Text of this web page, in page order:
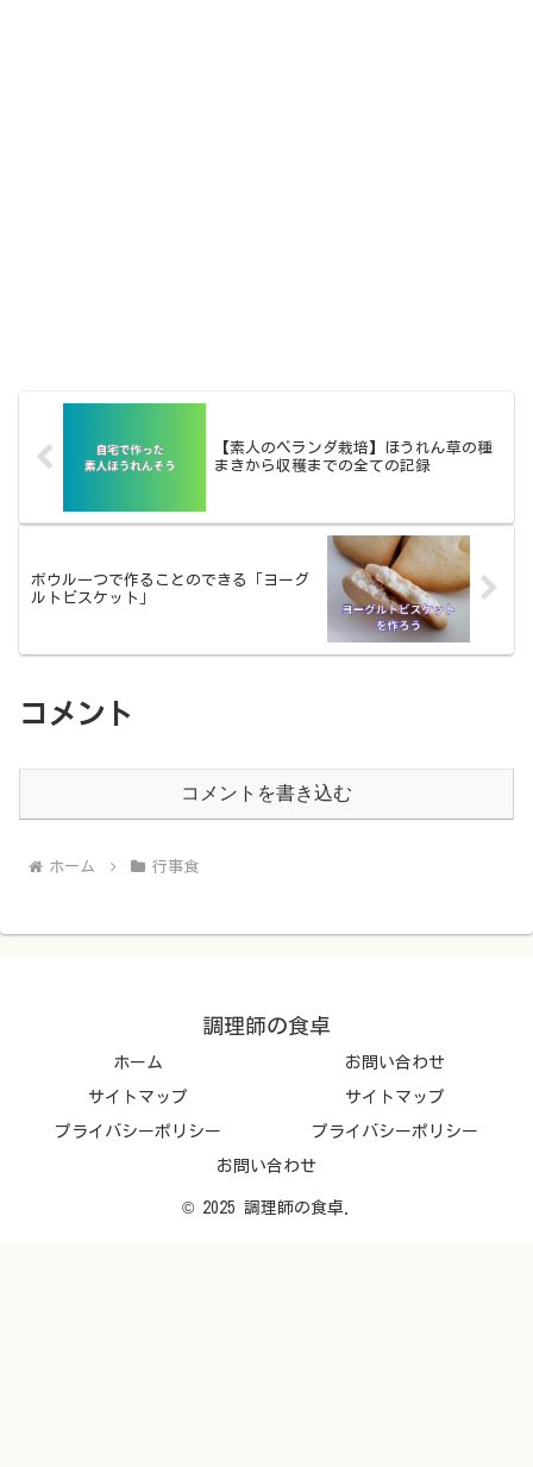
【素人のベランダ栽培】ほうれん草の種
まきから収穫までの全ての記録
ボウル一つで作ることのできる「ヨーグ
ルトビスケット」
コメント
コメントを書き込む
ホーム 行事食
調理師の食卓
ホーム お問い合わせ
サイトマップ サイトマップ
プライバシーポリシー プライバシーポリシー
お問い合わせ
© 2025 調理師の食卓.